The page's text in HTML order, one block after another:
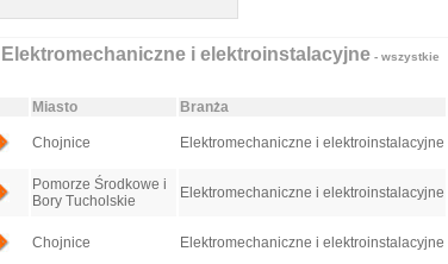
Elektromechaniczne i elektroinstalacyjne- wszystkie
Miasto Branża
Chojnice Elektromechaniczne i elektroinstalacyjne
Pomorze Środkowe i
Bory Tucholskie
Elektromechaniczne i elektroinstalacyjne
Chojnice Elektromechaniczne i elektroinstalacyjne